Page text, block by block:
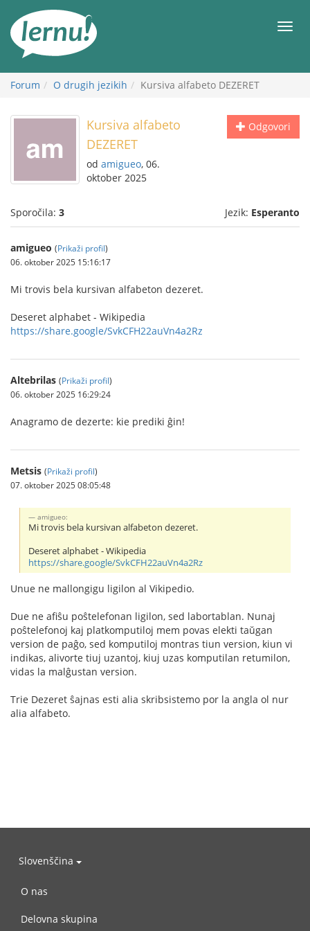
vsebini
Meni
Forum O drugih jezikih Kursiva alfabeto DEZERET
Odgovori
Kursiva alfabeto
DEZERET
od amigueo, 06.
oktober 2025
Sporočila: 3 Jezik: Esperanto
amigueo (Prikaži profil)
06. oktober 2025 15:16:17
Mi trovis bela kursivan alfabeton dezeret.
Deseret alphabet - Wikipedia
https://share.google/SvkCFH22auVn4a2Rz
Altebrilas (Prikaži profil)
06. oktober 2025 16:29:24
Anagramo de dezerte: kie prediki ĝin!
Metsis (Prikaži profil)
07. oktober 2025 08:05:48
amigueo:
Mi trovis bela kursivan alfabeton dezeret.
Deseret alphabet - Wikipedia
https://share.google/SvkCFH22auVn4a2Rz
Unue ne mallongigu ligilon al Vikipedio.
Due ne afiŝu poŝtelefonan ligilon, sed labortablan. Nunaj
poŝtelefonoj kaj platkomputiloj mem povas elekti taŭgan
version de paĝo, sed komputiloj montras tiun version, kiun vi
indikas, alivorte tiuj uzantoj, kiuj uzas komputilan retumilon,
vidas la malĝustan version.
Trie Dezeret ŝajnas esti alia skribsistemo por la angla ol nur
alia alfabeto.
Slovenščina
O nas
Delovna skupina